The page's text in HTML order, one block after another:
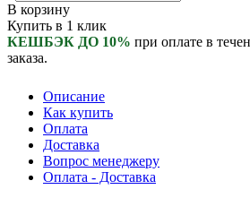
В корзину
Купить в 1 клик
КЕШБЭК ДО 10% при оплате в
заказа.
Описание
Как купить
Оплата
Доставка
Вопрос менеджеру
Оплата - Доставка